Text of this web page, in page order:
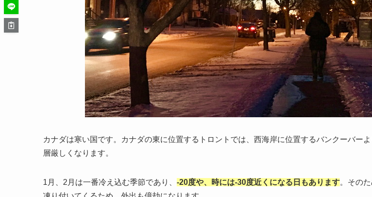
カナダは寒い国です。カナダの東に位置するトロントでは、西海岸に位置するバンクーバー
層厳しくなります。
1月、2月は一番冷え込む季節であり、 -20度や、時には-30度近くになる日もあります。その